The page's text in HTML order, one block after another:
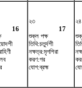
16
২৩
17
শুক্ল পক্ষ
তিথি:চতুর্দশী
নক্ষত্র:মৃগশিরা
করণ:গর
যোগ:ব্রহ্ম
২৪